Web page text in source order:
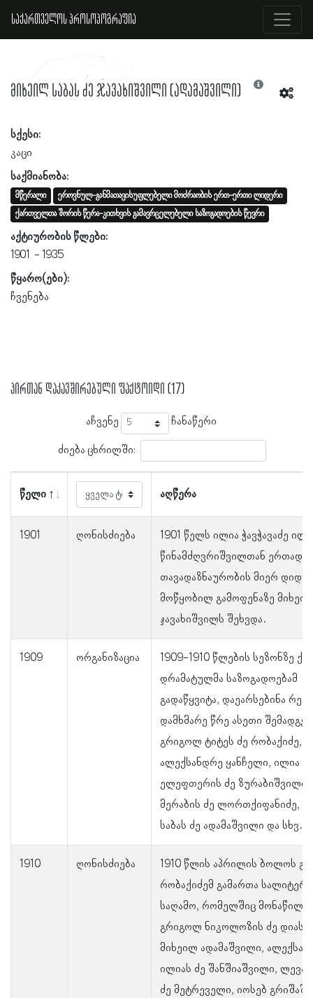
საქართველოს პროსოპოგრაფია
მიხეილ საბას ძე ჯავახიშვილი (ადამაშვილი)
სქესი:
კაცი
საქმიანობა:
მწერალი
ეროვნულ-განმათავისუფლებელი მოძრაობის ერთ-ერთი ლიდერი
ქართველთა შორის წერა-კითხვის გამავრცელებელი საზოგადოების წევრი
აქტიურობის წლები:
1901
1935
წყარო(ები):
ჩვენება
პირთან დაკავშირებული ფაქტოიდი (17)
აჩვენე ჩანაწერი
ძიება ცხრილში:
წელი აღწერა
1901 ღონისძიება
1901 წელს ილია ჭავჭავაძე
წინამძღვრიშვილთან ერთად
თავადაზნაურობის მიერ
მოწყობილ გამოფენაზე
ჯავახიშვილს შეხვდა.
1909 ორგანიზაცია
1909-1910 წლების სეზონზე
დრამატულმა საზოგადოებამ
გადაწყვიტა, დაეარსებინა
დამხმარე წრე ასეთი
გრიგოლ ტიტეს ძე რობაქიძე,
ალექსანდრე ყანჩელი, ილია
ელეფთერის ძე ზურაბიშვილი,
მერაბის ძე ლორთქიფანიძე,
საბას ძე ადამაშვილი და სხვ.
1910 ღონისძიება
1910 წლის აპრილის ბოლოს
რობაქიძემ გამართა
საღამო, რომელშიც
გრიგოლ ნიკოლოზის ძე
მიხეილ ადამაშვილი,
ილიას ძე შანშიაშვილი,
ძე მეტრეველი, იოსებ